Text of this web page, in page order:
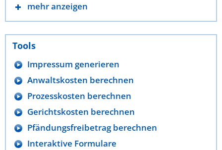
mehr anzeigen
Tools
Impressum generieren
Anwaltskosten berechnen
Prozesskosten berechnen
Gerichtskosten berechnen
Pfändungsfreibetrag berechnen
Interaktive Formulare